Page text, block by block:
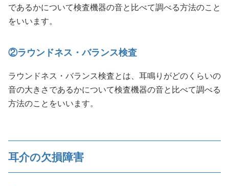
であるかについて検査機器の音と比べて調べる方法のこと
をいいます。
②ラウンドネス・バランス検査
ラウンドネス・バランス検査とは、耳鳴りがどのくらいの
音の大きさであるかについて検査機器の音と比べて調べる
方法のことをいいます。
耳介の欠損障害